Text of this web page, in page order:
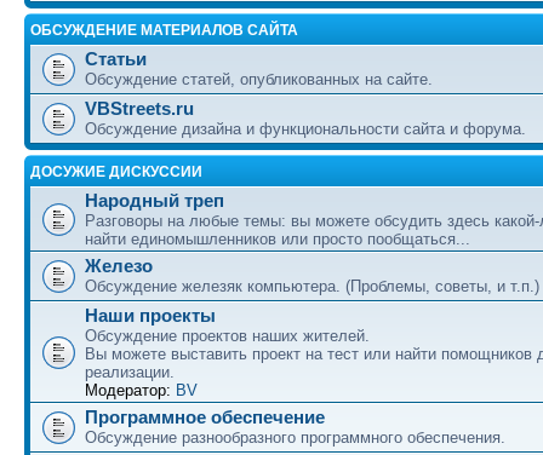
ОБСУЖДЕНИЕ МАТЕРИАЛОВ САЙТА
Статьи
Обсуждение статей, опубликованных на сайте.
VBStreets.ru
Обсуждение дизайна и функциональности сайта и форума.
ДОСУЖИЕ ДИСКУССИИ
Народный треп
Разговоры на любые темы: вы можете обсудить здесь какой-
найти единомышленников или просто пообщаться...
Железо
Обсуждение железяк компьютера. (Проблемы, советы, и т.п.)
Наши проекты
Обсуждение проектов наших жителей.
Вы можете выставить проект на тест или найти помощников
реализации.
Модератор: BV
Программное обеспечение
Обсуждение разнообразного программного обеспечения.